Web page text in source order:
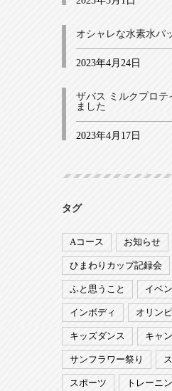
オシャレな水素水パ
2023年4月24日
ザバス ミルクプロテ
ました
2023年4月17日
タグ
Aコース お知らせ
ひまわりカップ記録会
ふと思うこと イベ
インボディ オリン
キッズダンス キャ
サンフラワー祭り
スポーツ トレーニ